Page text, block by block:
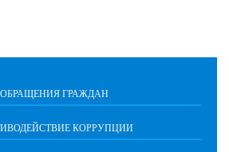
ОБРАЩЕНИЯ ГРАЖДАН
КОРРУПЦИИ